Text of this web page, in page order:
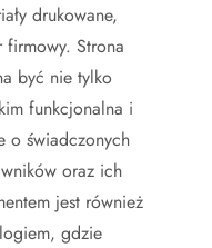
drukowane,
Strona
być nie tylko
funkcjonalna i
o świadczonych
oraz ich
jest również
gdzie